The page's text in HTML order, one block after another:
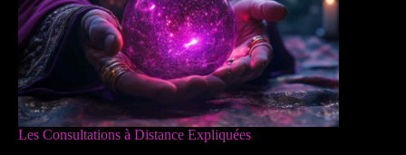
Les Consultations à Distance Expliquées